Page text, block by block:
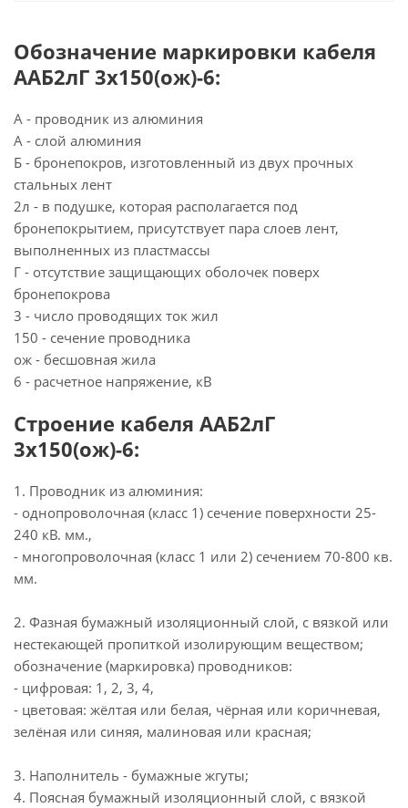
Обозначение маркировки кабеля
ААБ2лГ 3х150(ож)-6:
А - проводник из алюминия
А - слой алюминия
Б - бронепокров, изготовленный из двух прочных
стальных лент
2л - в подушке, которая располагается под
бронепокрытием, присутствует пара слоев лент,
выполненных из пластмассы
Г - отсутствие защищающих оболочек поверх
бронепокрова
3 - число проводящих ток жил
150 - сечение проводника
ож - бесшовная жила
6 - расчетное напряжение, кВ
Строение кабеля ААБ2лГ
3х150(ож)-6:
1. Проводник из алюминия:
- однопроволочная (класс 1) сечение поверхности 25-
240 кВ. мм.,
- многопроволочная (класс 1 или 2) сечением 70-800 кв.
мм.
2. Фазная бумажный изоляционный слой, с вязкой или
нестекающей пропиткой изолирующим веществом;
обозначение (маркировка) проводников:
- цифровая: 1, 2, 3, 4,
- цветовая: жёлтая или белая, чёрная или коричневая,
зелёная или синяя, малиновая или красная;
3. Наполнитель - бумажные жгуты;
4. Поясная бумажный изоляционный слой, с вязкой